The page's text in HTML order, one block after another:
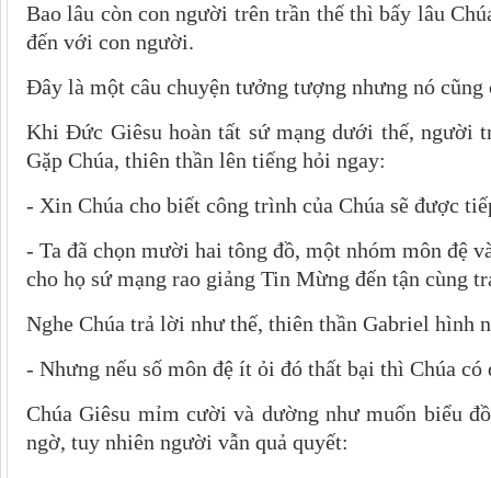
Bao lâu còn con người trên trần thế thì bấy lâu
đến với con người.
Đây là một câu chuyện tưởng tượng nhưng nó cũng
Khi Đức Giêsu hoàn tất sứ mạng dưới thế, người
Gặp Chúa, thiên thần lên tiếng hỏi ngay:
- Xin Chúa cho biết công trình của Chúa sẽ được
- Ta đã chọn mười hai tông đồ, một nhóm môn đệ
cho họ sứ mạng rao giảng Tin Mừng đến tận cùng
Nghe Chúa trả lời như thế, thiên thần Gabriel hình
- Nhưng nếu số môn đệ ít ỏi đó thất bại thì Chúa
Chúa Giêsu mỉm cười và dường như muốn biểu
ngờ, tuy nhiên người vẫn quả quyết: